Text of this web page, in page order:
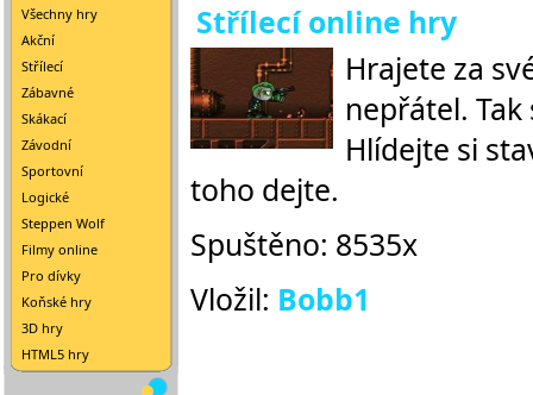
Všechny hry
Akční
Střílecí
Zábavné
Skákací
Závodní
Sportovní
Logické
Steppen Wolf
Filmy online
Pro dívky
Koňské hry
3D hry
HTML5 hry
Střílecí online hry
Hrajete za
nepřátel.
Hlídejte si
toho dejte.
Spuštěno: 8535x
Vložil: Bobb1